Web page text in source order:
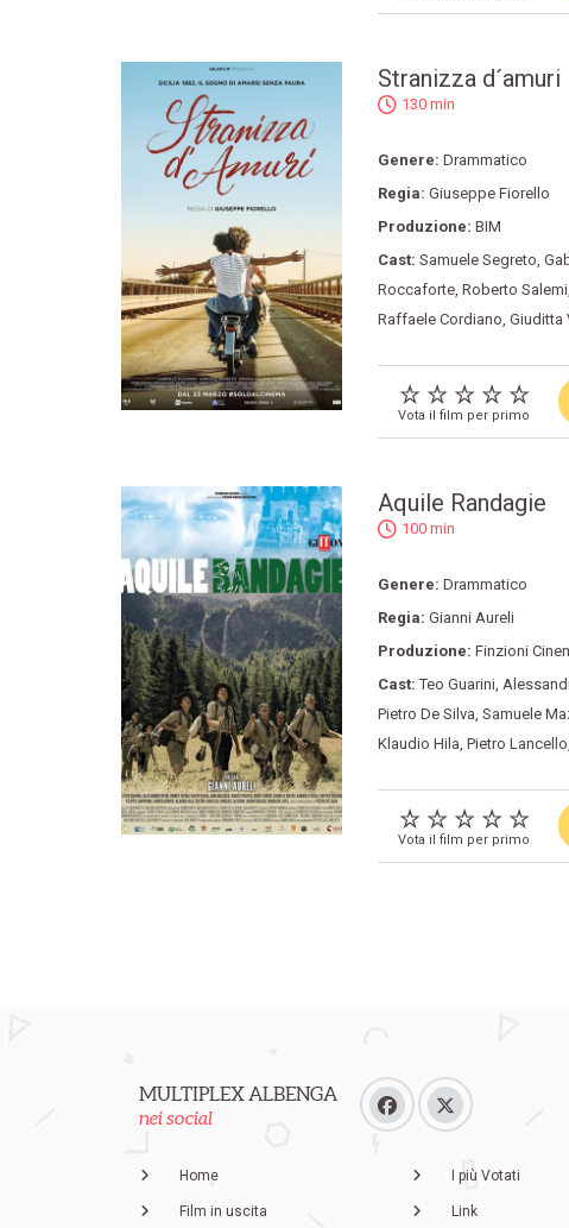
Stranizza d´amuri
130 min
Genere: Drammatico
Regia: Giuseppe Fiorello
Produzione: BIM
Cast: Samuele Segreto
Roccaforte, Roberto Salemi,
Raffaele Cordiano Giuditta
Vota il film per primo
Aquile Randagie
100 min
Genere: Drammatico
Regia: Gianni Aureli
Produzione: Finzioni
Cast:Teo Guarini,
Pietro De Silva Samuele
Klaudio Hila Pietro Lancello
Vota il film per primo
MULTIPLEX ALBENGA
nei social
Home
Film in uscita
I più Votati
Link